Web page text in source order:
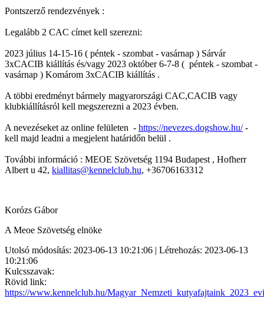
Pontszerző rendezvények :
Legalább 2 CAC címet kell szerezni:
2023 július 14-15-16 ( péntek - szombat - vasárnap ) Sárvár
3xCACIB kiállítás és/vagy 2023 október 6-7-8 ( péntek - szombat -
vasárnap ) Komárom 3xCACIB kiállítás .
A többi eredményt bármely magyarországi CAC,CACIB vagy
klubkiállításról kell megszerezni a 2023 évben.
A nevezéseket az online felületen - https://nevezes.dogshow.hu/-
kell majd leadni a megjelent határidőn belül .
További információ : MEOE Szövetség 1194 Budapest , Hofherr
Albert u 42, kiallitas@kennelclub.hu, +36706163312
Korózs Gábor
A Meoe Szövetség elnöke
Utolsó módosítás: 2023-06-13 10:21:06 | Létrehozás: 2023-06-13
10:21:06
Kulcsszavak:
Rövid link:
https://www.kennelclub.hu/